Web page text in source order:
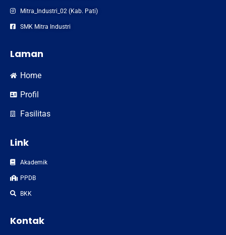
Mitra_Industri_02 (Kab. Pati)
SMK Mitra Industri
Laman
Home
Profil
Fasilitas
Link
Akademik
PPDB
BKK
Kontak